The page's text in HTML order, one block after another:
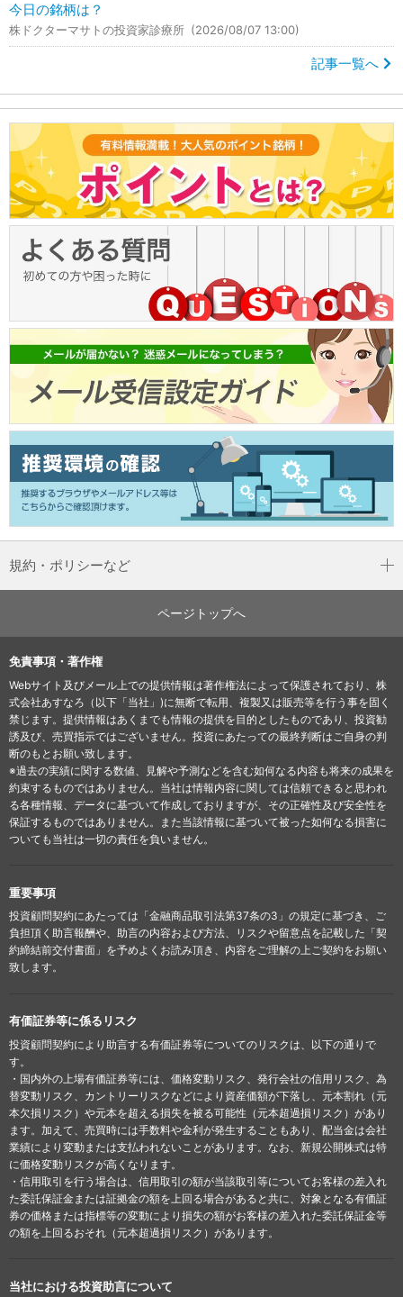
今日の銘柄は？
株ドクターマサトの投資家診療所 (2026/08/07 13:00)
記事一覧へ
規約・ポリシーなど
ページトップへ
免責事項・著作権
Webサイト及びメール上での提供情報は著作権法によって保護されており、株
式会社あすなろ（以下「当社」)に無断で転用、複製又は販売等を行う事を固く
禁じます。提供情報はあくまでも情報の提供を目的としたものであり、投資勧
誘及び、売買指示ではございません。投資にあたっての最終判断はご自身の判
断のもとお願い致します。
※過去の実績に関する数値、見解や予測などを含む如何なる内容も将来の成果を
約束するものではありません。当社は情報内容に関しては信頼できると思われ
る各種情報、データに基づいて作成しておりますが、その正確性及び安全性を
保証するものではありません。また当該情報に基づいて被った如何なる損害に
ついても当社は一切の責任を負いません。
重要事項
投資顧問契約にあたっては「金融商品取引法第37条の3」の規定に基づき、ご
負担頂く助言報酬や、助言の内容および方法、リスクや留意点を記載した「契
約締結前交付書面」を予めよくお読み頂き、内容をご理解の上ご契約をお願い
致します。
有価証券等に係るリスク
投資顧問契約により助言する有価証券等についてのリスクは、以下の通りで
す。
・国内外の上場有価証券等には、価格変動リスク、発行会社の信用リスク、為
替変動リスク、カントリーリスクなどにより資産価額が下落し、元本割れ（元
本欠損リスク）や元本を超える損失を被る可能性（元本超過損リスク）があり
ます。加えて、売買時には手数料や金利が発生することもあり、配当金は会社
業績により変動または支払われないことがあります。なお、新規公開株式は特
に価格変動リスクが高くなります。
・信用取引を行う場合は、信用取引の額が当該取引等についてお客様の差入れ
た委託保証金または証拠金の額を上回る場合があると共に、対象となる有価証
券の価格または指標等の変動により損失の額がお客様の差入れた委託保証金等
の額を上回るおそれ（元本超過損リスク）があります。
当社における投資助言について